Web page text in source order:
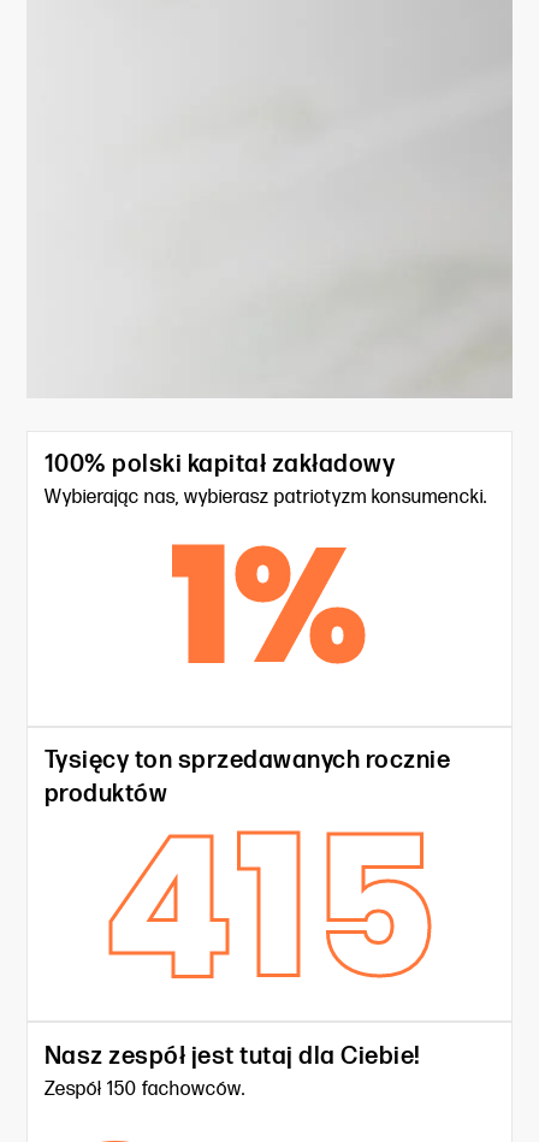
100% polski kapitał zakładowy
Wybierając nas, wybierasz patriotyzm konsumencki.
1%
415
Tysięcy ton sprzedawanych rocznie
produktów
Nasz zespół jest tutaj dla Ciebie!
Zespół 150 fachowców.